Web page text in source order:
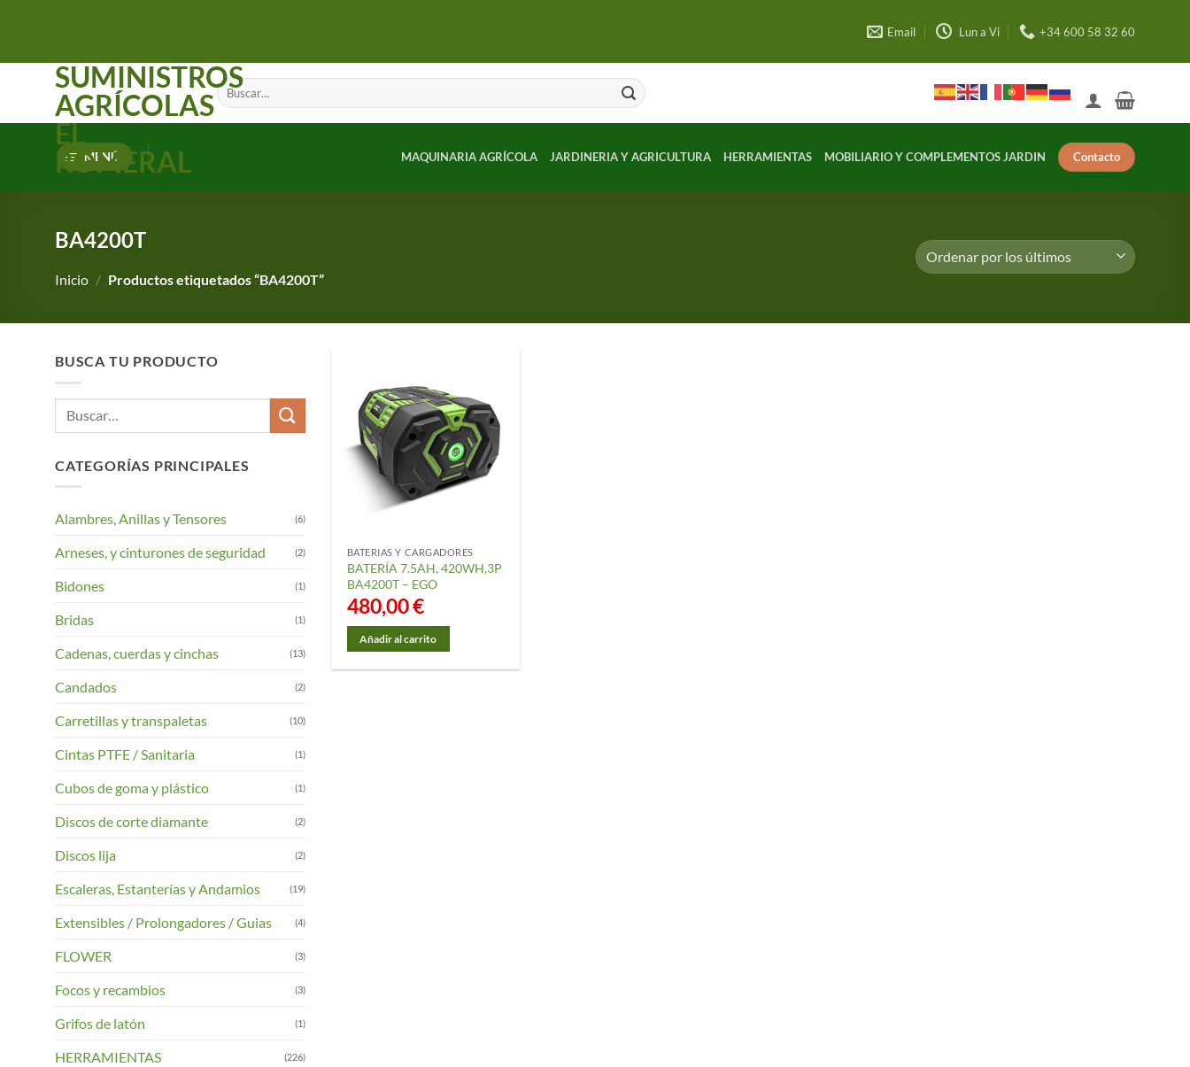
Email Lun a Vi +34 600 58 32 60
SUMINISTROS
AGRÍCOLAS
EL
ROMERAL
Buscar
por:
MENÚ MAQUINARIA AGRÍCOLA JARDINERIA Y AGRICULTURA HERRAMIENTAS MOBILIARIO Y COMPLEMENTOS JARDIN Contacto
BA4200T
Inicio / Productos etiquetados “BA4200T”
BUSCA TU PRODUCTO
Buscar
CATEGORÍAS PRINCIPALES
Alambres, Anillas y Tensores (6)
Arneses, y cinturones de seguridad (2)
Bidones (1)
Bridas (1)
Cadenas, cuerdas y cinchas (13)
Candados (2)
Carretillas y transpaletas (10)
Cintas PTFE / Sanitaria (1)
Cubos de goma y plástico (1)
Discos de corte diamante (2)
Discos lija (2)
Escaleras, Estanterías y Andamios (19)
Extensibles / Prolongadores / Guias (4)
FLOWER (3)
Focos y recambios (3)
Grifos de latón (1)
HERRAMIENTAS (226)
BATERIAS Y CARGADORES
BATERÍA 7.5AH, 420WH,3P
BA4200T – EGO
480,00€
Añadir al carrito